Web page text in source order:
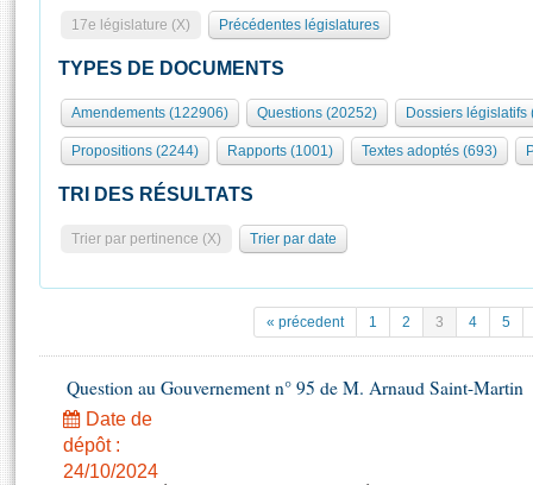
Présidence
577 députés
Groupes politiques
Séance publique
Commissions et autres organes
Europe et International
Pétitions
Projets de loi
Propositions de loi
Amendements
Textes adoptés
Rôle et pouvoirs de l'Assemblée
Organisation de l'Assemblée
Présidence Conférence des Présidents Bureau Collège des
Statistiques et chiffres clés
Documents de référence
( Constitution | Règlement de l'Assemblée ... )
Histoire
Juniors
Visiter l'Assemblée
Visite virtuelle du palais Bourbon
Assister à une séance
Contacts et plan d'accès
Photos libres de droit
17e législature (X) Précédentes législatures
TYPES DE DOCUMENTS
Amendements (122906) Questions (20252) Dossiers législatifs
Propositions (2244) Rapports (1001) Textes adoptés (693)
TRI DES RÉSULTATS
Trier par pertinence (X) Trier par date
« précedent 1 2 3 4 5
Question au Gouvernement n° 95 de M. Arnaud Saint-Martin
Date de
dépôt :
24/10/2024